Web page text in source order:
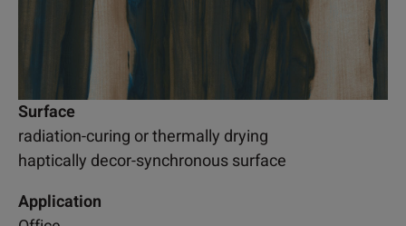
Surface
radiation-curing or thermally drying
haptically decor-synchronous surface
Application